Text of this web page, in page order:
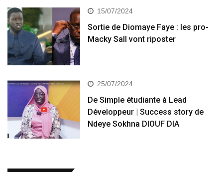
15/07/2024
Sortie de Diomaye Faye : les pro-
Macky Sall vont riposter
25/07/2024
De Simple étudiante à Lead
Développeur | Success story de
Ndeye Sokhna DIOUF DIA